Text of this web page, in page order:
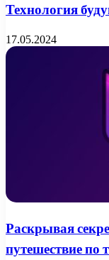
Технология
17.05.2024
Раскрывая
путешествие по